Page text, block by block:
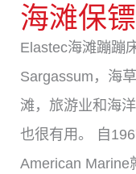
海滩保镖
Elastec海滩蹦蹦
Sargassum，海
滩，旅游业和海
也很有用。 自
American Marine